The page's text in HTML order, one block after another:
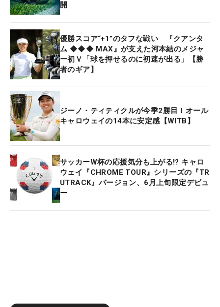
開
優勝スコア“+1”のタフな戦い 『クアンタ
ム ◆◆◆ MAX』が支えた河本結のメジャ
ー初Ｖ「球を押せるのに初速が出る」【勝
者のギア】
ジーノ・ティティクルが今季2勝目！オール
キャロウェイの14本に安定感【WITB】
サッカーW杯の応援気分も上がる!? キャロ
ウェイ『CHROME TOUR』シリーズの『TR
UTRACK』バージョン、6月上旬限定デビュ
ー